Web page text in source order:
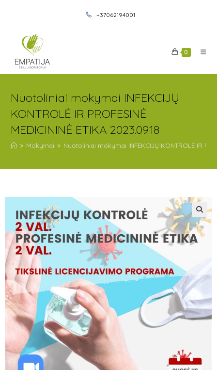
+37062194001
0
Nuotoliniai mokymai INFEKCIJŲ
KONTROLĖ IR PROFESINĖ
MEDICININĖ ETIKA 2023.09.18
> Mokymai > Nuotoliniai mokymai INFEKCIJŲ KONTROLĖ IR